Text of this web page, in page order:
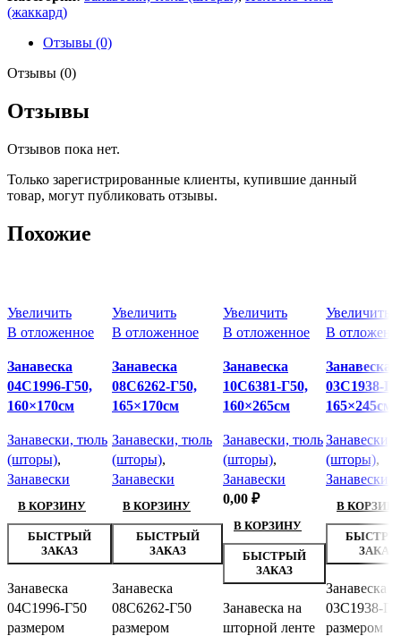
(жаккард)
Отзывы (0)
Отзывы (0)
Отзывы
Отзывов пока нет.
Только зарегистрированные клиенты, купившие данный
товар, могут публиковать отзывы.
Похожие
Увеличить
В отложенное
Занавеска
04С1996-Г50,
160×170см
Занавески, тюль
(шторы),
Занавески
В КОРЗИНУ
БЫСТРЫЙ
ЗАКАЗ
Занавеска
04С1996-Г50
размером
Увеличить
В отложенное
Занавеска
08С6262-Г50,
165×170см
Занавески, тюль
(шторы),
Занавески
В КОРЗИНУ
БЫСТРЫЙ
ЗАКАЗ
Занавеска
08С6262-Г50
размером
Увеличить
В отложенное
Занавеска
10С6381-Г50,
160×265см
Занавески, тюль
(шторы),
Занавески
0,00 ₽
В КОРЗИНУ
БЫСТРЫЙ
ЗАКАЗ
Занавеска на
шторной ленте
Увеличить
В
Занавеска
03С1938-
165×245см
Занавески,
(шторы),
Занавески
В
ЗАКАЗ
Занавеска
03С1938-
размером